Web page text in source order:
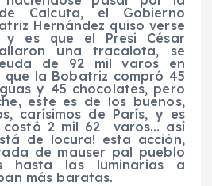
Calcuta, el Gobierno
Hernández quiso verse
y es que el Presi César
una tracalota, se
de 92 mil varos en
que la Bobatriz compró 45
y 45 chocolates, pero
este es de los buenos,
carísimos de París, y es
costó 2 mil 62 varos… así
de locura! esta acción,
de mauser pal pueblo
hasta las luminarias a
más baratas.